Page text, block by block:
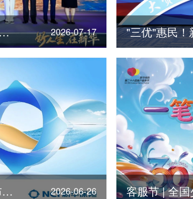
年点亮三十城”全国人才计划 2026-07-17
第378位！新华保险荣登《福布斯》全球500强 2026-06-26